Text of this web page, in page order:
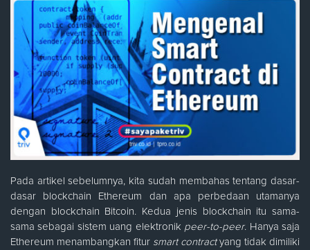
Pada artikel sebelumnya, kita sudah membahas tentang dasar-
dasar blockchain Ethereum dan apa perbedaan utamanya
dengan blockchain Bitcoin. Kedua jenis blockchain itu sama-
sama sebagai sistem uang elektronik peer-to-peer. Hanya saja
Ethereum menambangkan fitur smart contractyang tidak dimiliki